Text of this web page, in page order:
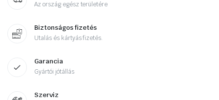
Az ország egész területére
Biztonságos fizetés
Utalás és kártyás fizetés.
Garancia
Gyártói jótállás
Szerviz